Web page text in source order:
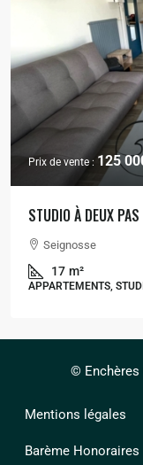
Prix de vente : 125
STUDIO À DEUX
Seignosse
17 m²
APPARTEMENTS,
© Enchères
Mentions légales
Barème Honoraires